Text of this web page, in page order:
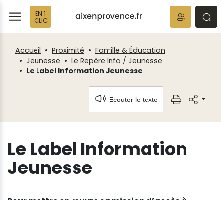
EN 1
CLIC
Accueil Proximité
Famille & Éducation
Jeunesse
Le Repère Info / Jeunesse
Le Label Information Jeunesse
Ecouter le texte
Le Label Information
Jeunesse
Fenêtre
de
chat
Panneau de gestion des cookies